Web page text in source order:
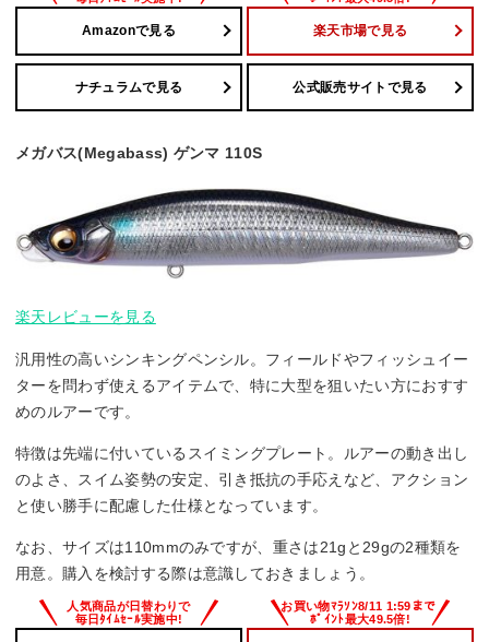
Amazonで見る 楽天市場で見る
ナチュラムで見る 公式販売サイトで見る
メガバス(Megabass) ゲンマ 110S
楽天レビューを見る
汎用性の高いシンキングペンシル。フィールドやフィッシュイー
ターを問わず使えるアイテムで、特に大型を狙いたい方におすす
めのルアーです。
特徴は先端に付いているスイミングプレート。ルアーの動き出し
のよさ、スイム姿勢の安定、引き抵抗の手応えなど、アクション
と使い勝手に配慮した仕様となっています。
なお、サイズは110mmのみですが、重さは21gと29gの2種類を
用意。購入を検討する際は意識しておきましょう。